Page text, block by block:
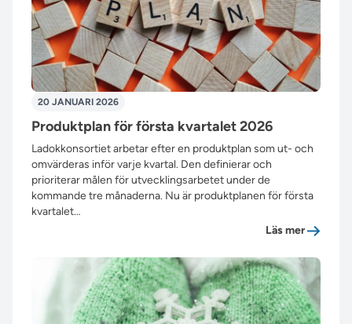
20 JANUARI 2026
Produktplan för första kvartalet 2026
Ladokkonsortiet arbetar efter en produktplan som ut- och
omvärderas inför varje kvartal. Den definierar och
prioriterar målen för utvecklingsarbetet under de
kommande tre månaderna. Nu är produktplanen för första
kvartalet…
Läs mer